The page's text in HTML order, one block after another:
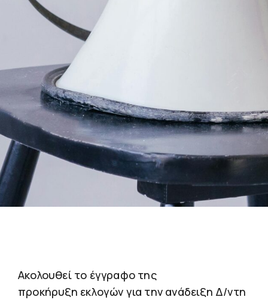
Ακολουθεί το έγγραφο της
προκήρυξη εκλογών για την ανάδειξη Δ/ντη